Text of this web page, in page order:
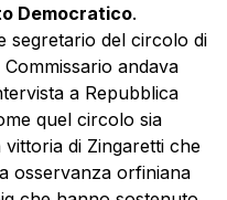
Democratico.
segretario del circolo di
andava
a Repubblica
quel circolo sia
di Zingaretti che
osservanza orfiniana